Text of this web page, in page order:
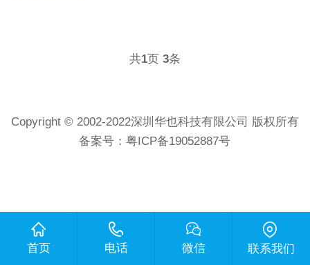
共1页 3条
Copyright © 2002-2022深圳华也科技有限公司 版权所有
备案号：粤ICP备19052887号
首页 电话 微信 联系我们